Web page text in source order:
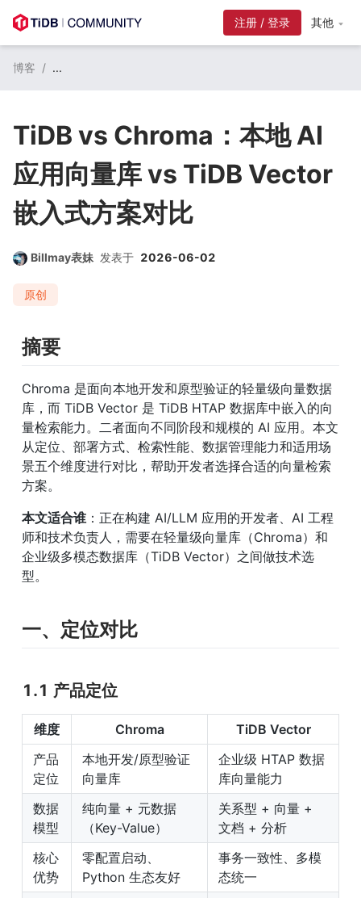
注册 / 登录 其他
博客 / ...
TiDB vs Chroma：本地 AI
应用向量库 vs TiDB Vector
嵌入式方案对比
Billmay表妹 发表于 2026-06-02
原创
摘要
Chroma 是面向本地开发和原型验证的轻量级向量数据
库，而 TiDB Vector 是 TiDB HTAP 数据库中嵌入的向
量检索能力。二者面向不同阶段和规模的 AI 应用。本文
从定位、部署方式、检索性能、数据管理能力和适用场
景五个维度进行对比，帮助开发者选择合适的向量检索
方案。
本文适合谁 ：正在构建 AI/LLM 应用的开发者、AI 工程
师和技术负责人，需要在轻量级向量库（Chroma）和
企业级多模态数据库（TiDB Vector）之间做技术选
型。
一、定位对比
1.1 产品定位
维度 Chroma
TiDB Vector
产品
定位
本地开发/原型验证
向量库
企业级 HTAP 数据
库向量能力
数据
模型
纯向量 + 元数据
（Key-Value）
关系型 + 向量 +
文档 + 分析
核心
优势
零配置启动、
Python 生态友好
事务一致性、多模
态统一